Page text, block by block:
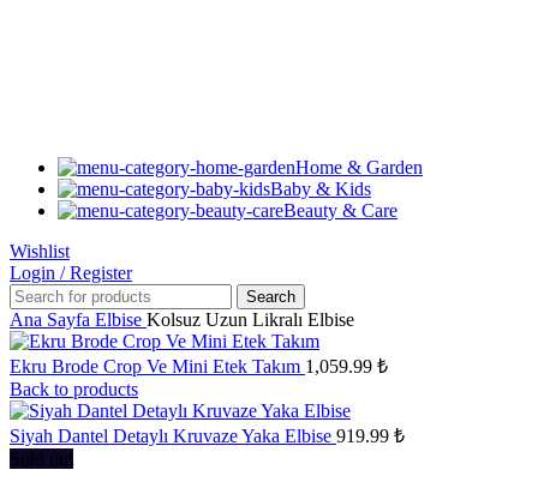
Home & Garden
Baby & Kids
Beauty & Care
Wishlist
Login / Register
Search
Ana Sayfa Elbise Kolsuz Uzun Likralı Elbise
Ekru Brode Crop Ve Mini Etek Takım 1,059.99 ₺
Back to products
Siyah Dantel Detaylı Kruvaze Yaka Elbise 919.99 ₺
Sold out